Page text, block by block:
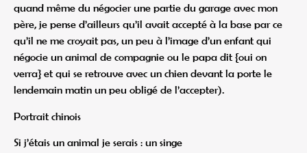
quand même du négocier une partie du garage avec mon
père, je pense d’ailleurs qu’il avait accepté à la base par ce
qu’il ne me croyait pas, un peu à l’image d’un enfant qui
négocie un animal de compagnie ou le papa dit {oui on
verra} et qui se retrouve avec un chien devant la porte le
lendemain matin un peu obligé de l’accepter).
Portrait chinois
Si j’étais un animal je serais : un singe